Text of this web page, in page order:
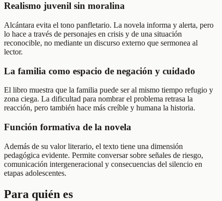
Realismo juvenil sin moralina
Alcántara evita el tono panfletario. La novela informa y alerta, pero
lo hace a través de personajes en crisis y de una situación
reconocible, no mediante un discurso externo que sermonea al
lector.
La familia como espacio de negación y cuidado
El libro muestra que la familia puede ser al mismo tiempo refugio y
zona ciega. La dificultad para nombrar el problema retrasa la
reacción, pero también hace más creíble y humana la historia.
Función formativa de la novela
Además de su valor literario, el texto tiene una dimensión
pedagógica evidente. Permite conversar sobre señales de riesgo,
comunicación intergeneracional y consecuencias del silencio en
etapas adolescentes.
Para quién es